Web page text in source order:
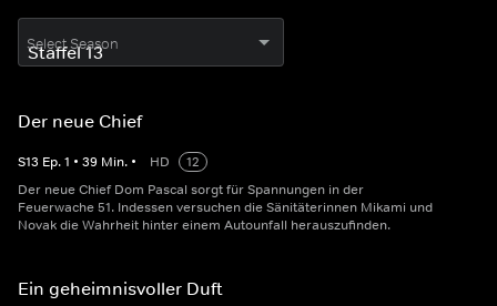
Select Season
Der neue Chief
S13 Ep.1 • 39 Min. • HD
12
Der neue Chief Dom Pascal sorgt für Spannungen in der
Feuerwache 51. Indessen versuchen die Sänitäterinnen Mikami und
Novak die Wahrheit hinter einem Autounfall herauszufinden.
Ein geheimnisvoller Duft